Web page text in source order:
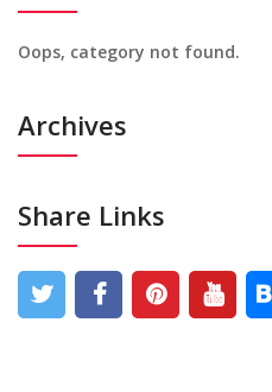
Oops, category not found.
Archives
Share Links